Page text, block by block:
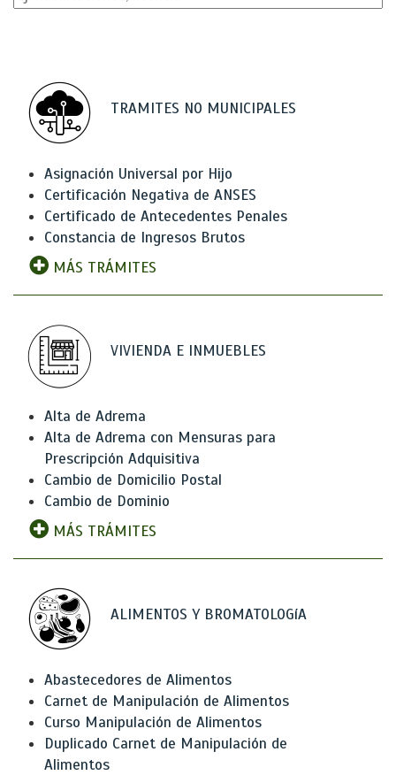
TRAMITES NO MUNICIPALES
Asignación Universal por Hijo
Certificación Negativa de ANSES
Certificado de Antecedentes Penales
Constancia de Ingresos Brutos
MÁS TRÁMITES
VIVIENDA E INMUEBLES
Alta de Adrema
Alta de Adrema con Mensuras para
Prescripción Adquisitiva
Cambio de Domicilio Postal
Cambio de Dominio
MÁS TRÁMITES
ALIMENTOS Y BROMATOLOGíA
Abastecedores de Alimentos
Carnet de Manipulación de Alimentos
Curso Manipulación de Alimentos
Duplicado Carnet de Manipulación de
Alimentos